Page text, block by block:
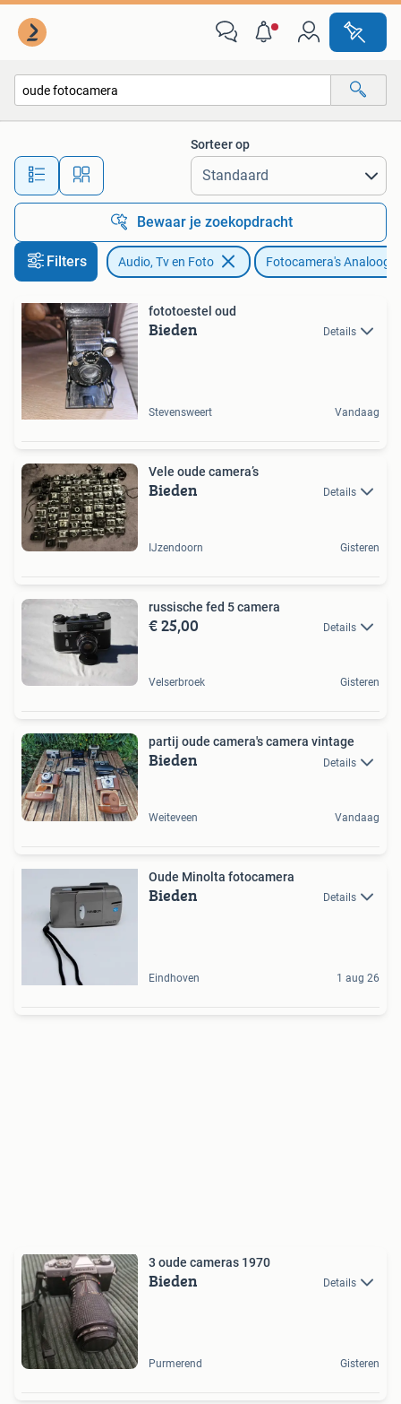
Alle afstanden…
Sorteer op
Bewaar je zoekopdracht
Filters Audio, Tv en Foto Fotocamera's Analoog
fototoestel oud
Bieden Details
Stevensweert Vandaag
Vele oude camera’s
Bieden Details
IJzendoorn Gisteren
russische fed 5 camera
€ 25,00 Details
Velserbroek Gisteren
partij oude camera's camera vintage
Bieden Details
Weiteveen Vandaag
Oude Minolta fotocamera
Bieden Details
Eindhoven 1 aug 26
3 oude cameras 1970
Bieden Details
Purmerend Gisteren